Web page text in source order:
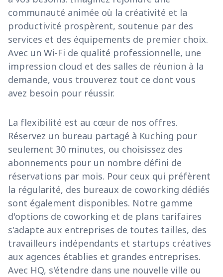
communauté animée où la créativité et la
productivité prospèrent, soutenue par des
services et des équipements de premier choix.
Avec un Wi-Fi de qualité professionnelle, une
impression cloud et des salles de réunion à la
demande, vous trouverez tout ce dont vous
avez besoin pour réussir.
La flexibilité est au cœur de nos offres.
Réservez un bureau partagé à Kuching pour
seulement 30 minutes, ou choisissez des
abonnements pour un nombre défini de
réservations par mois. Pour ceux qui préfèrent
la régularité, des bureaux de coworking dédiés
sont également disponibles. Notre gamme
d'options de coworking et de plans tarifaires
s'adapte aux entreprises de toutes tailles, des
travailleurs indépendants et startups créatives
aux agences établies et grandes entreprises.
Avec HQ, s'étendre dans une nouvelle ville ou